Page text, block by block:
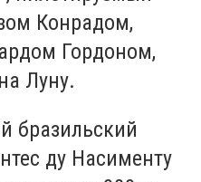
Конрадом,
Гордоном,
Луну.
бразильский
ду Насименту